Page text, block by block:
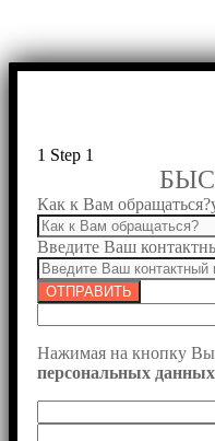
1 Step 1
Как к Вам обращаться?
Введите Ваш
ОТПРАВИТЬ
Нажимая на кнопку Вы
персональных данных